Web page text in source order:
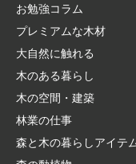
お勉強コラム
プレミアムな木材
大自然に触れる
木のある暮らし
木の空間・建築
林業の仕事
森と木の暮らしアイテ